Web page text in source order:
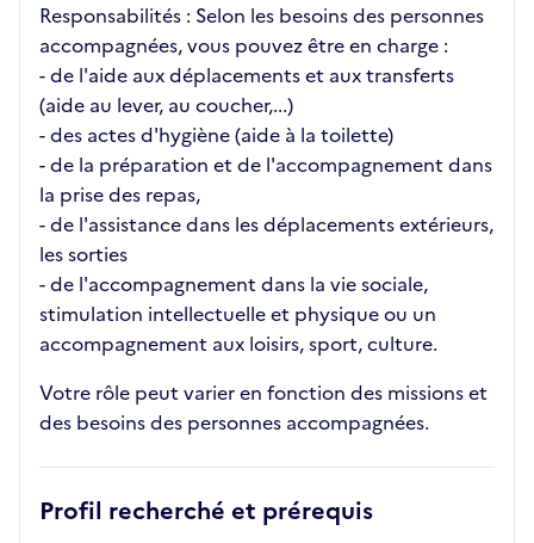
Responsabilités : Selon les besoins des personnes
accompagnées, vous pouvez être en charge :
- de l'aide aux déplacements et aux transferts
(aide au lever, au coucher,...)
- des actes d'hygiène (aide à la toilette)
- de la préparation et de l'accompagnement dans
la prise des repas,
- de l'assistance dans les déplacements extérieurs,
les sorties
- de l'accompagnement dans la vie sociale,
stimulation intellectuelle et physique ou un
accompagnement aux loisirs, sport, culture.
Votre rôle peut varier en fonction des missions et
des besoins des personnes accompagnées.
Profil recherché et prérequis